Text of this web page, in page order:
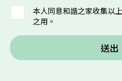
本人同意和諧之家收集以
之用。
送出